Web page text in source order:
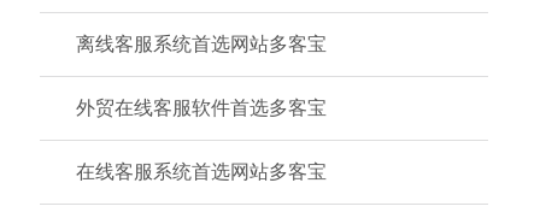
离线客服系统首选网站多客宝
外贸在线客服软件首选多客宝
在线客服系统首选网站多客宝